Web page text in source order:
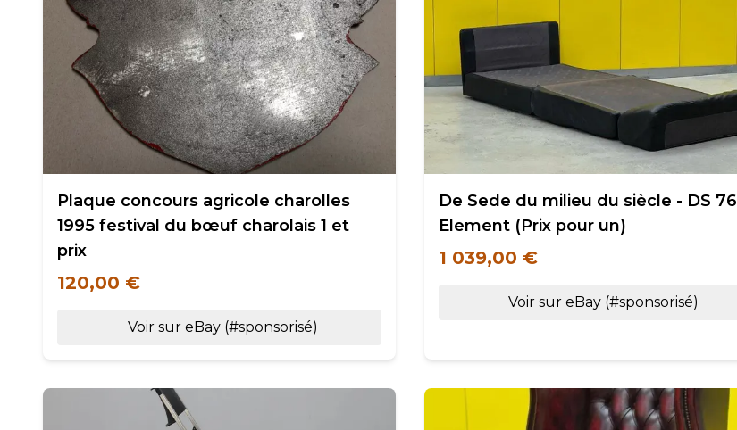
Plaque concours agricole charolles
1995 festival du bœuf charolais 1 et
prix
120,00 €
Voir sur eBay (#sponsorisé)
De Sede du milieu du siècle - DS 76
Element (Prix pour un)
1 039,00 €
Voir sur eBay (#sponsorisé)